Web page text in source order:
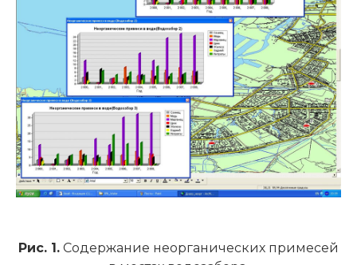
Рис. 1. Содержание неорганических примесей